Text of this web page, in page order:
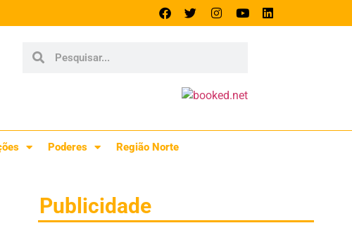
Poderes Região Norte
Publicidade